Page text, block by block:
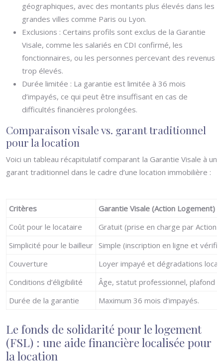
géographiques, avec des montants plus élevés dans les
grandes villes comme Paris ou Lyon.
Exclusions : Certains profils sont exclus de la Garantie
Visale, comme les salariés en CDI confirmé, les
fonctionnaires, ou les personnes percevant des revenus
trop élevés.
Durée limitée : La garantie est limitée à 36 mois
d’impayés, ce qui peut être insuffisant en cas de
difficultés financières prolongées.
Comparaison visale vs. garant traditionnel
pour la location
Voici un tableau récapitulatif comparant la Garantie Visale à un
garant traditionnel dans le cadre d’une location immobilière :
Critères
Garantie Visale (Action Logement)
Coût pour le locataire
Gratuit (prise en charge par Action
Simplicité pour le bailleur Simple (inscription en ligne et
Couverture
Loyer impayé et dégradations
Conditions d’éligibilité
Âge, statut professionnel, plafond
Durée de la garantie
Maximum 36 mois d’impayés.
Le fonds de solidarité pour le logement
(FSL) : une aide financière localisée pour
la location